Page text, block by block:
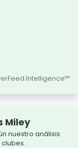
Intelligence™
Miley
nuestro análisis